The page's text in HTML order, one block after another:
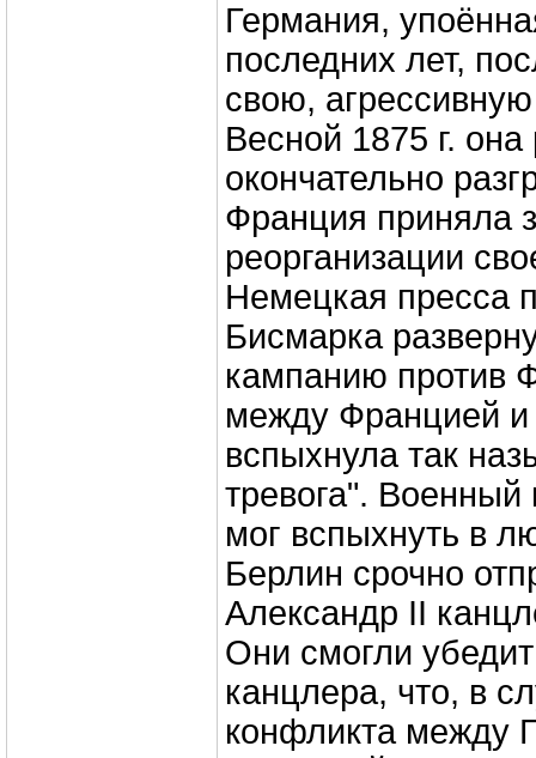
Германия,
последних лет,
свою,
Весной 1875 г.
окончательно
Франция приняла
реорганизации
Немецкая пресса
Бисмарка
кампанию против
между Францией и
вспыхнула так
тревога".
мог вспыхнуть в
Берлин срочно
Александр II
Они смогли
канцлера, что, в
конфликта между